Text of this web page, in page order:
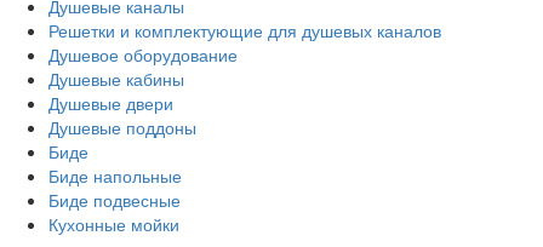
Душевые каналы
Решетки и комплектующие для душевых каналов
Душевое оборудование
Душевые кабины
Душевые двери
Душевые поддоны
Биде
Биде напольные
Биде подвесные
Кухонные мойки